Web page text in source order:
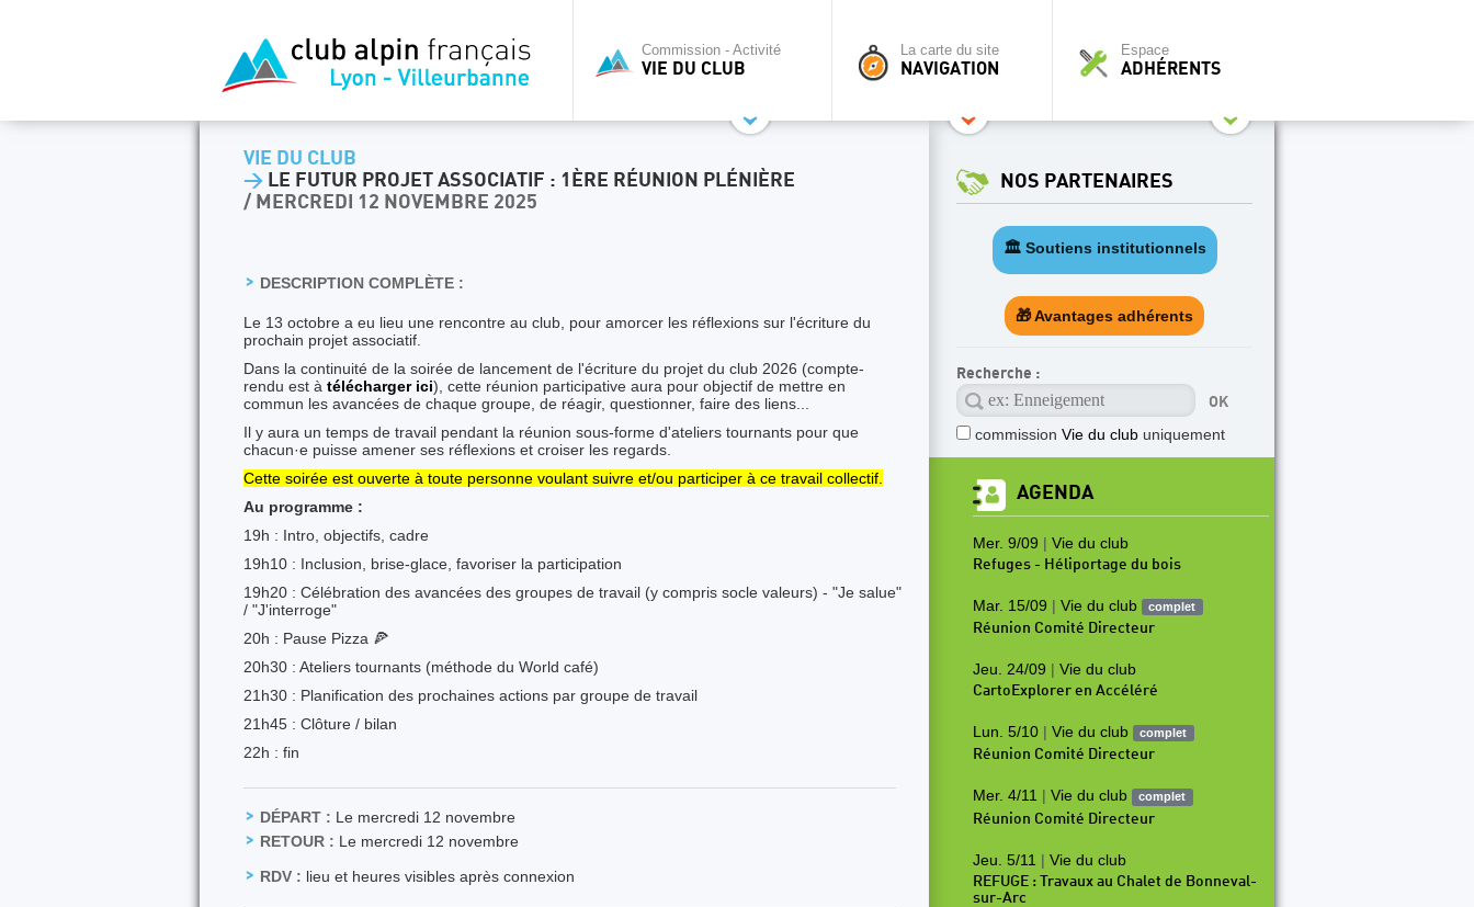
Commission - Activité
VIE DU CLUB
La carte du site
NAVIGATION
Espace
ADHÉRENTS
VIE DU CLUB
> LE FUTUR PROJET ASSOCIATIF : 1ÈRE RÉUNION PLÉNIÈRE
/ MERCREDI 12 NOVEMBRE 2025
DESCRIPTION COMPLÈTE :
Le 13 octobre a eu lieu une rencontre au club, pour amorcer les réflexions sur l'écriture du
prochain projet associatif.
Dans la continuité de la soirée de lancement de l'écriture du projet du club 2026 (compte-
rendu est à télécharger ici), cette réunion participative aura pour objectif de mettre en
commun les avancées de chaque groupe, de réagir, questionner, faire des liens...
Il y aura un temps de travail pendant la réunion sous-forme d'ateliers tournants pour que
chacun·e puisse amener ses réflexions et croiser les regards.
Cette soirée est ouverte à toute personne voulant suivre et/ou participer à ce travail collectif.
Au programme :
19h : Intro, objectifs, cadre
19h10 : Inclusion, brise-glace, favoriser la participation
19h20 : Célébration des avancées des groupes de travail (y compris socle valeurs) - "Je salue"
/ "J'interroge"
20h : Pause Pizza 🍕
20h30 : Ateliers tournants (méthode du World café)
21h30 : Planification des prochaines actions par groupe de travail
21h45 : Clôture / bilan
22h : fin
DÉPART : Le mercredi 12 novembre
RETOUR : Le mercredi 12 novembre
RDV : lieu et heures visibles après connexion
NOS PARTENAIRES
🏛️ Soutiens institutionnels
🎁 Avantages adhérents
Recherche :
commission Vie du club uniquement
AGENDA
Mer. 9/09 | Vie du club
Refuges - Héliportage du bois
Mar. 15/09 | Vie du club complet
Réunion Comité Directeur
Jeu. 24/09 | Vie du club
CartoExplorer en Accéléré
Lun. 5/10 | Vie du club complet
Réunion Comité Directeur
Mer. 4/11 | Vie du club complet
Réunion Comité Directeur
Jeu. 5/11 | Vie du club
REFUGE : Travaux au Chalet de Bonneval-
sur-Arc